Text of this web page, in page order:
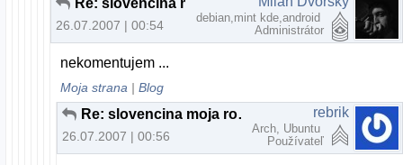
26.07.2007 | 00:54
debian,mint kde,android
Administrátor
nekomentujem ...
Moja strana |Blog
Re: slovencina moja rodna
26.07.2007 | 00:56
rebrik
Arch, Ubuntu
Používateľ